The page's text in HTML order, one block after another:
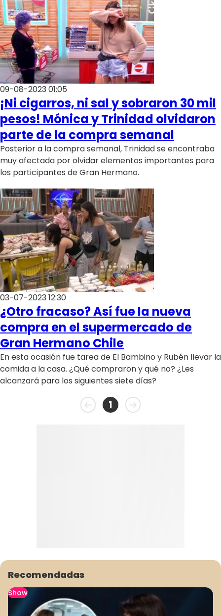
09-08-2023 01:05
¡Ni cigarros, ni sal y sobraron 30 mil
pesos! Mónica y Trinidad olvidaron
parte de la compra semanal
Posterior a la compra semanal, Trinidad se encontraba
muy afectada por olvidar elementos importantes para
los participantes de Gran Hermano.
03-07-2023 12:30
¿Otro fracaso? Así fue la nueva
compra en el supermercado de
Gran Hermano Chile
En esta ocasión fue tarea de El Bambino y Rubén llevar la
comida a la casa. ¿Qué compraron y qué no? ¿Les
alcanzará para los siguientes siete días?
Recomendadas
Show
Plan Perfecto
El Tiempo
Sabingo
Todos Los Programas